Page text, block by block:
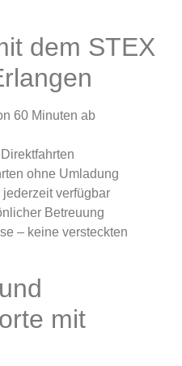
dem STEX
60 Minuten ab
ohne Umladung
verfügbar
Betreuung
– keine versteckten
mit